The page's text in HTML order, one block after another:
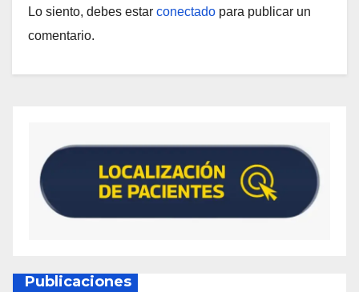
Lo siento, debes estar conectado para publicar un
comentario.
Publicaciones